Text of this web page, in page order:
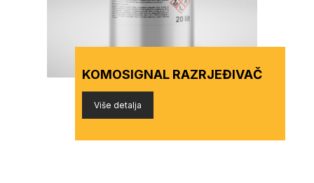
KOMOSIGNAL RAZRJEĐIVAČ
Više detalja